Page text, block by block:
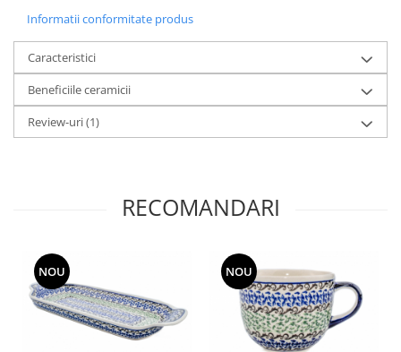
Informatii conformitate produs
Caracteristici
Beneficiile ceramicii
Review-uri(1)
RECOMANDARI
NOU NOU